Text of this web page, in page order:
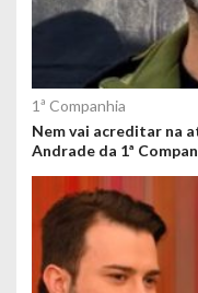
1ª Companhia
Nem vai acreditar na
Andrade da 1ª